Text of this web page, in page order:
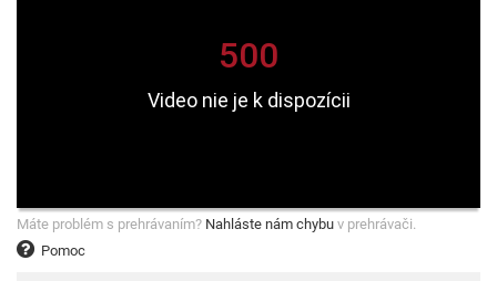
Pomoc
Máte problém s prehrávaním? Nahláste nám chybu v prehrávači.